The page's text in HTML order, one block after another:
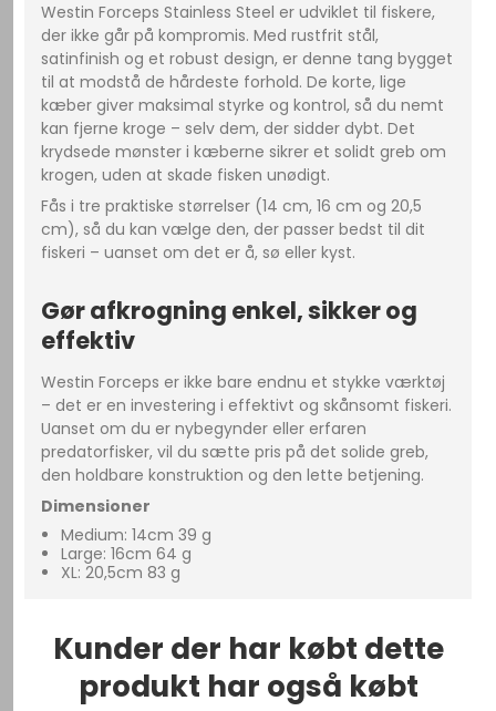
Westin Forceps Stainless Steel er udviklet til fiskere,
der ikke går på kompromis. Med rustfrit stål,
satinfinish og et robust design, er denne tang bygget
til at modstå de hårdeste forhold. De korte, lige
kæber giver maksimal styrke og kontrol, så du nemt
kan fjerne kroge – selv dem, der sidder dybt. Det
krydsede mønster i kæberne sikrer et solidt greb om
krogen, uden at skade fisken unødigt.
Fås i tre praktiske størrelser (14 cm, 16 cm og 20,5
cm), så du kan vælge den, der passer bedst til dit
fiskeri – uanset om det er å, sø eller kyst.
Gør afkrogning enkel, sikker og
effektiv
Westin Forceps er ikke bare endnu et stykke værktøj
– det er en investering i effektivt og skånsomt fiskeri.
Uanset om du er nybegynder eller erfaren
predatorfisker, vil du sætte pris på det solide greb,
den holdbare konstruktion og den lette betjening.
Dimensioner
Medium: 14cm 39 g
Large: 16cm 64 g
XL: 20,5cm 83 g
Kunder der har købt dette
produkt har også købt